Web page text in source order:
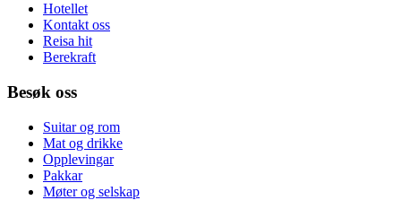
Hotellet
Kontakt oss
Reisa hit
Berekraft
Besøk oss
Suitar og rom
Mat og drikke
Opplevingar
Pakkar
Møter og selskap